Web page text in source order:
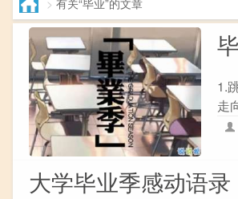
1.
走
大学毕业季感动语录